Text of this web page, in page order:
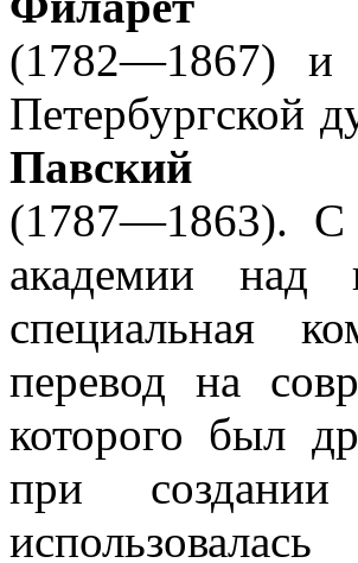
(1782—1867) и
Петербургской
Павский
(1787—1863). С
академии над
специальная
перевод на
которого был
при